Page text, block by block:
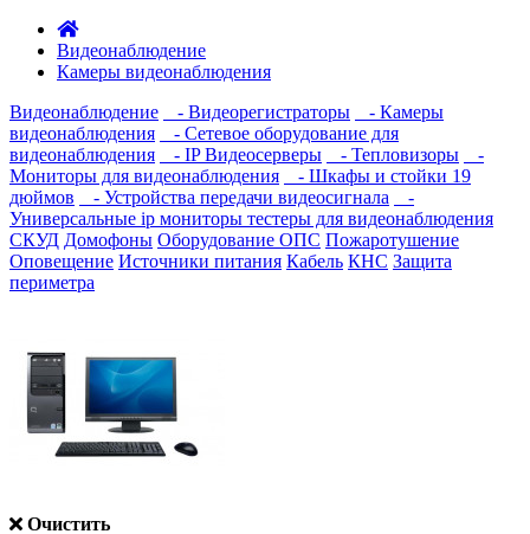
Видеонаблюдение
Камеры видеонаблюдения
Видеонаблюдение
- Видеорегистраторы
- Камеры
видеонаблюдения
- Сетевое оборудование для
видеонаблюдения
- IP Видеосерверы - Тепловизоры
-
Мониторы для видеонаблюдения
- Шкафы и стойки 19
дюймов
- Устройства передачи видеосигнала
-
Универсальные ip мониторы тестеры для видеонаблюдения
СКУД Домофоны Оборудование ОПС Пожаротушение
Оповещение Источники питания Кабель КНС Защита
периметра
Очистить